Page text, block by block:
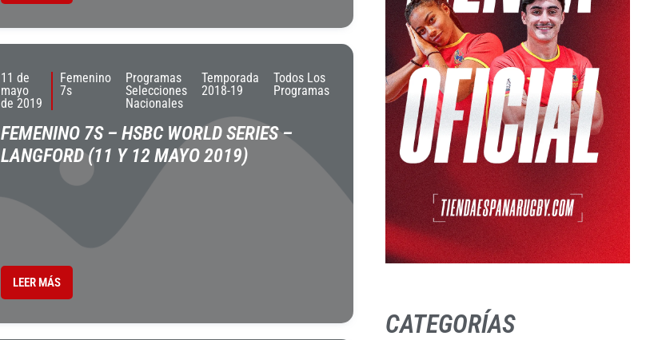
11 de
mayo
de 2019
Femenino
7s
Programas
Selecciones
Nacionales
Temporada
2018-19
Todos Los
Programas
FEMENINO 7S – HSBC WORLD SERIES –
LANGFORD (11 Y 12 MAYO 2019)
LEER MÁS
CATEGORÍAS